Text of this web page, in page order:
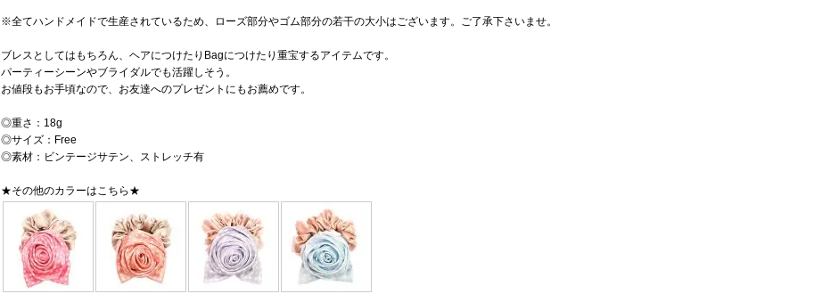
※全てハンドメイドで生産されているため、ローズ部分やゴム部分の若干の大小はございます。ご了承下さいませ。
ブレスとしてはもちろん、ヘアにつけたりBagにつけたり重宝するアイテムです。
パーティーシーンやブライダルでも活躍しそう。
お値段もお手頃なので、お友達へのプレゼントにもお薦めです。
◎重さ：18g
◎サイズ：Free
◎素材：ビンテージサテン、ストレッチ有
★その他のカラーはこちら★